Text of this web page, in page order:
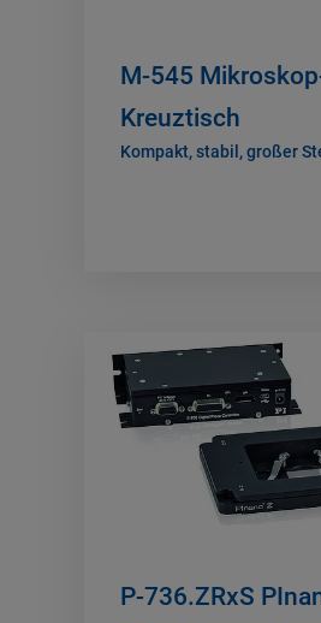
M-545
Kreuztisch
Kompakt, stabil, großer
P-736.ZRxS